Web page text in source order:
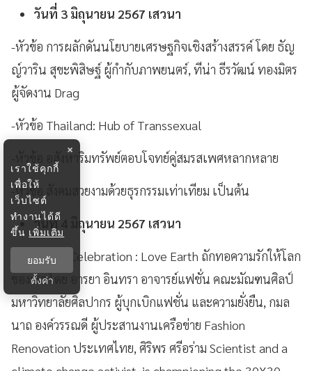
วันที่ 3 มิถุนายน 2567 เสวนา
-หัวข้อ การผลักดันนโยบายเศรษฐกิจเชิงสร้างสรรค์ โดย ธัญ
ญ์วาริน สุขะพิสิษฐ์ ผู้กำกับภาพยนตร์, ทีน่า ธีรวัฒน์ ทองมิตร
ผู้จัดงาน Drag
-หัวข้อ Thailand: Hub of Transsexual
-หัวข้อ อสังหาริมทรัพย์ตอบโจทย์คู่สมรสเพศหลากหลาย
-หัวข้อ สังคมสวยงามด้วยธุรกรรมเท่าเทียม เป็นต้น
วันที่ 4 มิถุนายน 2567 เสวนา
-หัวข้อ The Celebration : Love Earth ถักทอความรักให้โลก
ของเรา โดย อารยา อินทรา อาจารย์แฟชั่น คณะมัณฑนศิลป์
มหาวิทยาลัยศิลปากร ผู้บุกเบิกแฟชั่น และความยั่งยืน, กมล
นาถ องค์วรรณดี ผู้ประสานงานเครือข่าย Fashion
Renovation ประเทศไทย, ศิริพร ศรีอร่าม Scientist and a
×
เราใช้คุกกี้
เพื่อให้
เว็บไซต์
ทำงานได้ดี
ขึ้น เพิ่มเติม
ยอมรับ
ตั้งค่า